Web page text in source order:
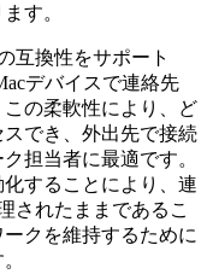
す。
互換性をサポート
デバイスで連絡先
の柔軟性により、ど
でき、外出先で接続
担当者に最適です。
することにより、連
されたままであるこ
クを維持するために